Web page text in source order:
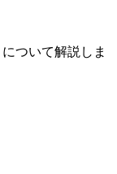
ついて解説しま